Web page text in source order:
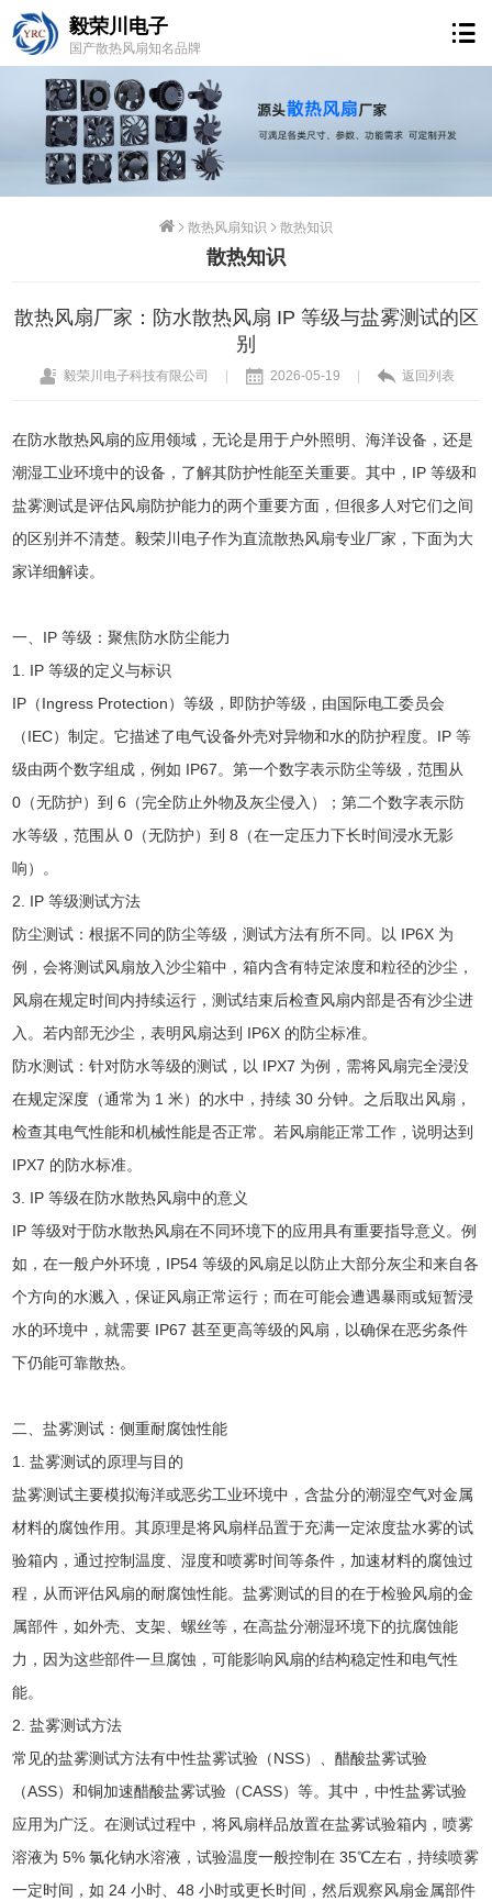
毅荣川电子
国产散热风扇知名品牌
散热风扇知识 散热知识
散热知识
散热风扇厂家：防水散热风扇 IP 等级与盐雾测试的区
别
毅荣川电子科技有限公司 2026-05-19 返回列表
在防水散热风扇的应用领域，无论是用于户外照明、海洋设备，还是
潮湿工业环境中的设备，了解其防护性能至关重要。其中，IP 等级和
盐雾测试是评估风扇防护能力的两个重要方面，但很多人对它们之间
的区别并不清楚。毅荣川电子作为直流散热风扇专业厂家，下面为大
家详细解读。
一、IP 等级：聚焦防水防尘能力
1. IP 等级的定义与标识
IP（Ingress Protection）等级，即防护等级，由国际电工委员会
（IEC）制定。它描述了电气设备外壳对异物和水的防护程度。IP 等
级由两个数字组成，例如 IP67。第一个数字表示防尘等级，范围从
0（无防护）到 6（完全防止外物及灰尘侵入）；第二个数字表示防
水等级，范围从 0（无防护）到 8（在一定压力下长时间浸水无影
响）。
2. IP 等级测试方法
防尘测试：根据不同的防尘等级，测试方法有所不同。以 IP6X 为
例，会将测试风扇放入沙尘箱中，箱内含有特定浓度和粒径的沙尘，
风扇在规定时间内持续运行，测试结束后检查风扇内部是否有沙尘进
入。若内部无沙尘，表明风扇达到 IP6X 的防尘标准。
防水测试：针对防水等级的测试，以 IPX7 为例，需将风扇完全浸没
在规定深度（通常为 1 米）的水中，持续 30 分钟。之后取出风扇，
检查其电气性能和机械性能是否正常。若风扇能正常工作，说明达到
IPX7 的防水标准。
3. IP 等级在防水散热风扇中的意义
IP 等级对于防水散热风扇在不同环境下的应用具有重要指导意义。例
如，在一般户外环境，IP54 等级的风扇足以防止大部分灰尘和来自各
个方向的水溅入，保证风扇正常运行；而在可能会遭遇暴雨或短暂浸
水的环境中，就需要 IP67 甚至更高等级的风扇，以确保在恶劣条件
下仍能可靠散热。
二、盐雾测试：侧重耐腐蚀性能
1. 盐雾测试的原理与目的
盐雾测试主要模拟海洋或恶劣工业环境中，含盐分的潮湿空气对金属
材料的腐蚀作用。其原理是将风扇样品置于充满一定浓度盐水雾的试
验箱内，通过控制温度、湿度和喷雾时间等条件，加速材料的腐蚀过
程，从而评估风扇的耐腐蚀性能。盐雾测试的目的在于检验风扇的金
属部件，如外壳、支架、螺丝等，在高盐分潮湿环境下的抗腐蚀能
力，因为这些部件一旦腐蚀，可能影响风扇的结构稳定性和电气性
能。
2. 盐雾测试方法
常见的盐雾测试方法有中性盐雾试验（NSS）、醋酸盐雾试验
（ASS）和铜加速醋酸盐雾试验（CASS）等。其中，中性盐雾试验
应用为广泛。在测试过程中，将风扇样品放置在盐雾试验箱内，喷雾
溶液为 5% 氯化钠水溶液，试验温度一般控制在 35℃左右，持续喷雾
一定时间，如 24 小时、48 小时或更长时间，然后观察风扇金属部件